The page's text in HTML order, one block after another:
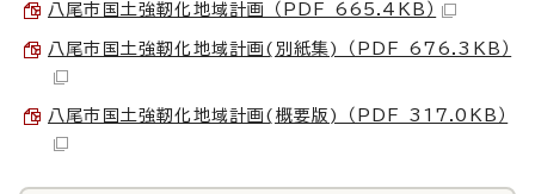
八尾市国土強靭化地域計画 （PDF 665.4KB）
八尾市国土強靭化地域計画(別紙集) （PDF 676.3KB）
八尾市国土強靭化地域計画(概要版) （PDF 317.0KB）